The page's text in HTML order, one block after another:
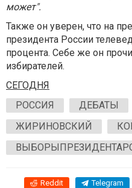
может".
Также он уверен, что на
президента России
процента. Себе же он
избирателей.
СЕГОДНЯ
РОССИЯ
ДЕБАТЫ
ЖИРИНОВСКИЙ
Reddit Telegram